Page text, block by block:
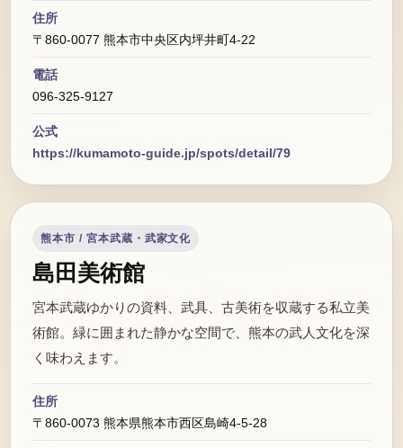
住所
〒860-0077 熊本市中央区内坪井町4-22
電話
096-325-9127
公式
https://kumamoto-guide.jp/spots/detail/79
熊本市 / 宮本武蔵・武家文化
島田美術館
宮本武蔵ゆかりの資料、武具、古美術を収蔵する私立美
術館。緑に囲まれた静かな空間で、熊本の武人文化を深
く味わえます。
住所
〒860-0073 熊本県熊本市西区島崎4-5-28